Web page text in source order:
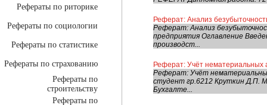
Рефераты по риторике
Рефераты по социологии
Рефераты по статистике
Рефераты по страхованию
Рефераты по
строительству
Рефераты по
Реферат: Анализ
Реферат: Анализ
предприятия Оглавление
производст...
Реферат: Учёт нематериальных
Реферат: Учёт
студент гр.6212 Круткин Д.П.
Бухгалте...